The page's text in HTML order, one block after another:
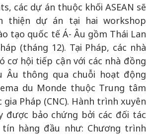
các dự án thuộc khối ASEAN sẽ
thiện dự án tại hai workshop
tạo quốc tế Á- Âu gồm Thái Lan
(tháng 12). Tại Pháp, các nhà
cơ hội tiếp cận với các nhà đồng
Âu thông qua chuỗi hoạt động
du Monde thuộc Trung tâm
Pháp (CNC). Hành trình xuyên
được bảo chứng bởi các đối tác
hàng đầu như: Chương trình